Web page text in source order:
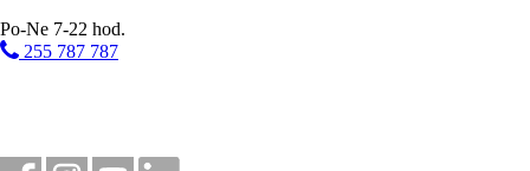
Po-Ne 7-22 hod.
255 787 787